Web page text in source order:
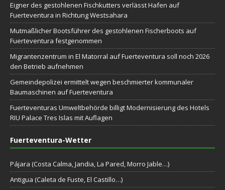
Eigner des gestohlenen Fischkutters verlässt Hafen auf
Fuerteventura in Richtung Westsahara
Mutmaßlicher Bootsführer des gestohlenen Fischerboots auf
Fuerteventura festgenommen
Migrantenzentrum in El Matorral auf Fuerteventura soll noch 2026
den Betrieb aufnehmen
Gemeindepolizei ermittelt wegen beschmierter kommunaler
Baumaschinen auf Fuerteventura
Fuerteventuras Umweltbehörde billigt Modernisierung des Hotels
RIU Palace Tres Islas mit Auflagen
Fuerteventura-Wetter
Pájara (Costa Calma, Jandia, La Pared, Morro Jable…)
Antigua (Caleta de Fuste, El Castillo…)